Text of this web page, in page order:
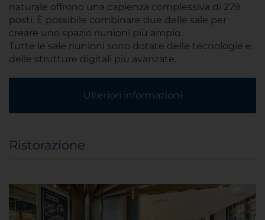
naturale offrono una capienza complessiva di 279
posti. È possibile combinare due delle sale per
creare uno spazio riunioni più ampio.
Tutte le sale riunioni sono dotate delle tecnologie e
delle strutture digitali più avanzate.
Ulteriori informazioni
Ristorazione